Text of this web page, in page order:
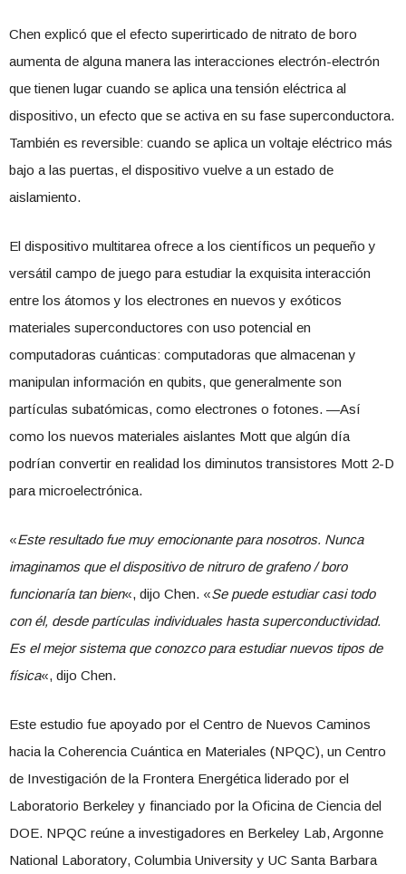
Chen explicó que el efecto superirticado de nitrato de boro
aumenta de alguna manera las interacciones electrón-electrón
que tienen lugar cuando se aplica una tensión eléctrica al
dispositivo, un efecto que se activa en su fase superconductora.
También es reversible: cuando se aplica un voltaje eléctrico más
bajo a las puertas, el dispositivo vuelve a un estado de
aislamiento.
El dispositivo multitarea ofrece a los científicos un pequeño y
versátil campo de juego para estudiar la exquisita interacción
entre los átomos y los electrones en nuevos y exóticos
materiales superconductores con uso potencial en
computadoras cuánticas: computadoras que almacenan y
manipulan información en qubits, que generalmente son
partículas subatómicas, como electrones o fotones. —Así
como los nuevos materiales aislantes Mott que algún día
podrían convertir en realidad los diminutos transistores Mott 2-D
para microelectrónica.
«Este resultado fue muy emocionante para nosotros. Nunca
imaginamos que el dispositivo de nitruro de grafeno / boro
funcionaría tan bien«, dijo Chen. «Se puede estudiar casi todo
con él, desde partículas individuales hasta superconductividad.
Es el mejor sistema que conozco para estudiar nuevos tipos de
física«, dijo Chen.
Este estudio fue apoyado por el Centro de Nuevos Caminos
hacia la Coherencia Cuántica en Materiales (NPQC), un Centro
de Investigación de la Frontera Energética liderado por el
Laboratorio Berkeley y financiado por la Oficina de Ciencia del
DOE. NPQC reúne a investigadores en Berkeley Lab, Argonne
National Laboratory, Columbia University y UC Santa Barbara